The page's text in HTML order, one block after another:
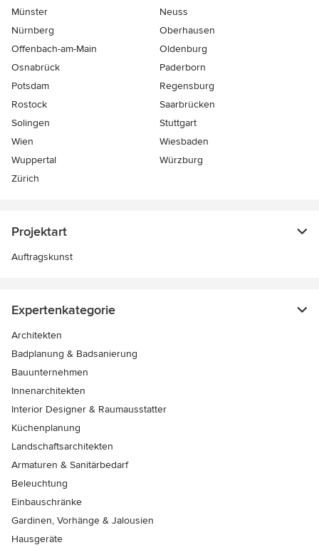
Münster
Neuss
Nürnberg
Oberhausen
Offenbach-am-Main
Oldenburg
Osnabrück
Paderborn
Potsdam
Regensburg
Rostock
Saarbrücken
Solingen
Stuttgart
Wien
Wiesbaden
Wuppertal
Würzburg
Zürich
Projektart
Auftragskunst
Expertenkategorie
Architekten
Badplanung & Badsanierung
Bauunternehmen
Innenarchitekten
Interior Designer & Raumausstatter
Küchenplanung
Landschaftsarchitekten
Armaturen & Sanitärbedarf
Beleuchtung
Einbauschränke
Gardinen, Vorhänge & Jalousien
Hausgeräte